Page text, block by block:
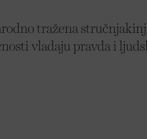
tražena
vladaju pravda i